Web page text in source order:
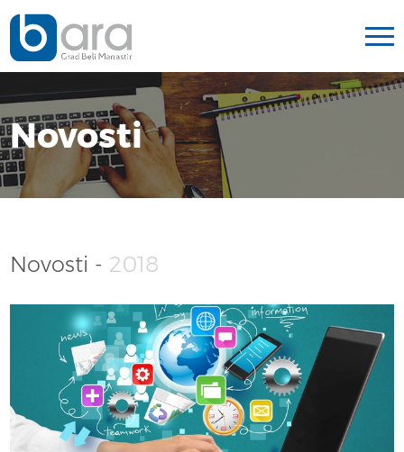
Novosti
Novosti - 2018